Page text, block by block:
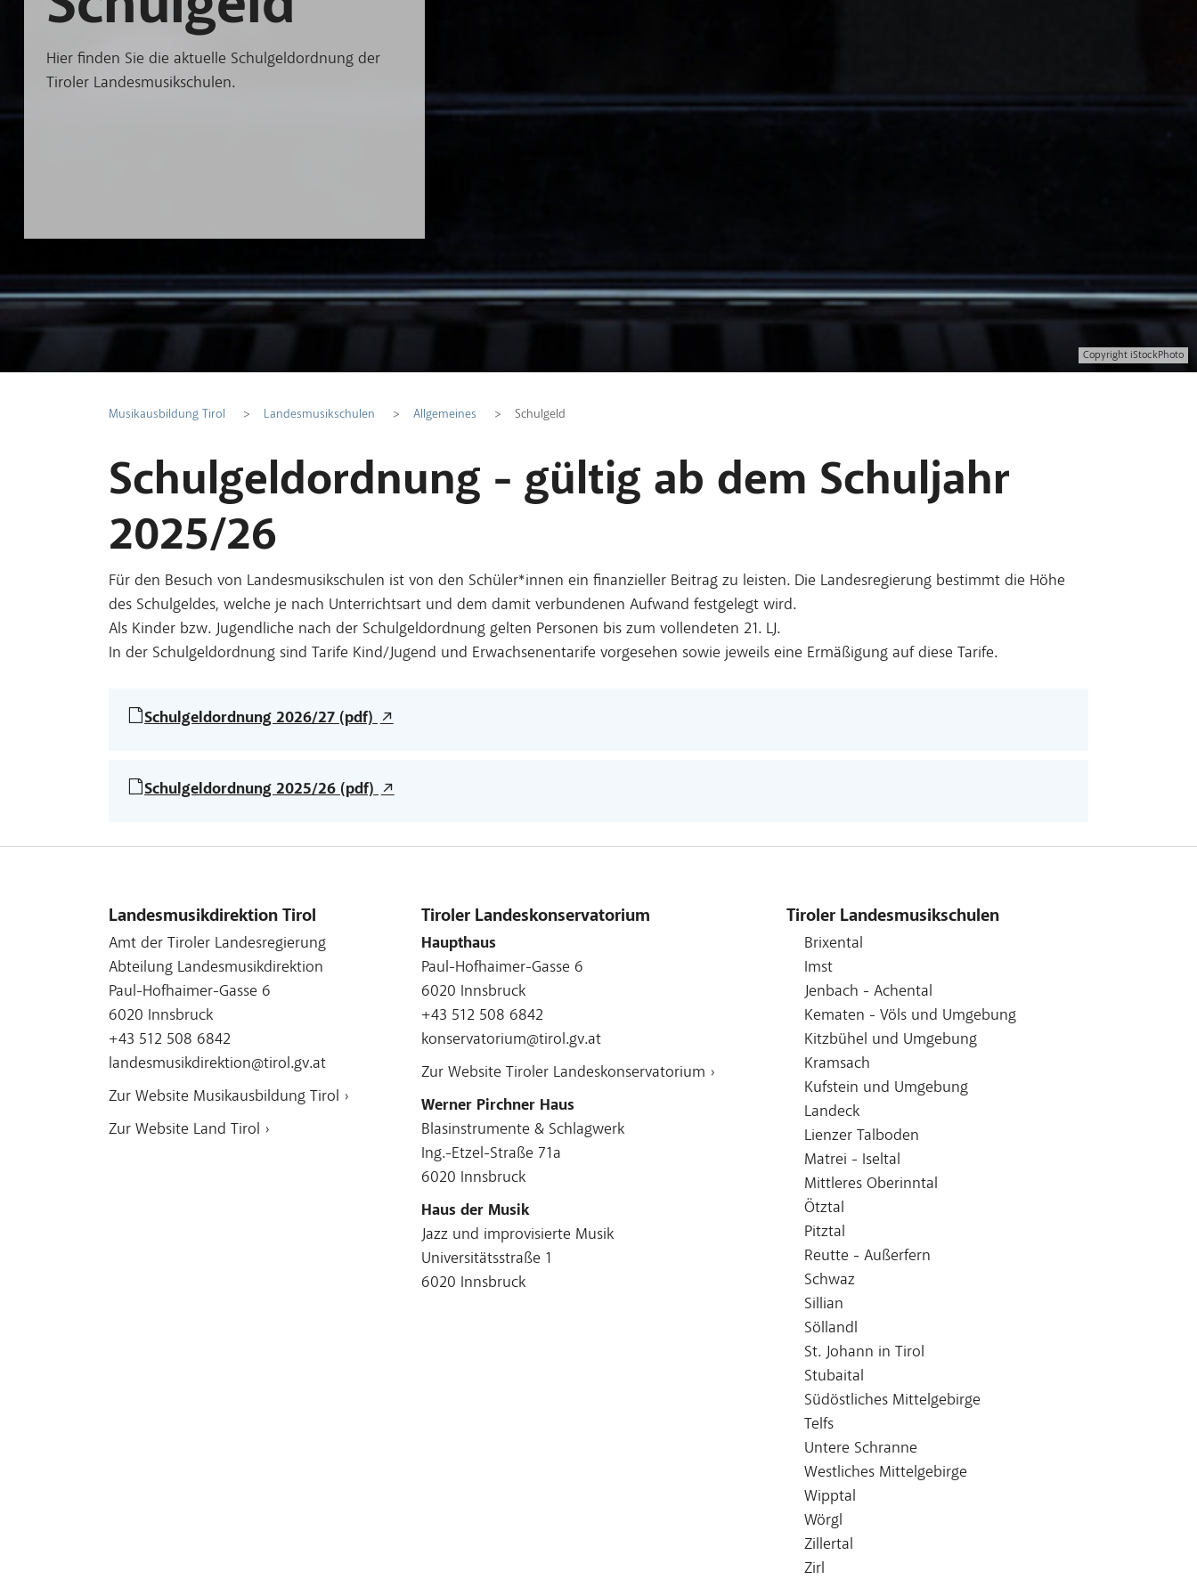
Hände von 2 Kindern und einer erwachsenen Person auf einer Klavier-Tastatur
Hier finden Sie die aktuelle Schulgeldordnung der
Tiroler Landesmusikschulen.
Copyright iStockPhoto
Musikausbildung Tirol Landesmusikschulen Allgemeines Schulgeld
Schulgeldordnung - gültig ab dem Schuljahr
2025/26
Für den Besuch von Landesmusikschulen ist von den Schüler*innen ein finanzieller Beitrag zu leisten. Die Landesregierung bestimmt die Höhe
des Schulgeldes, welche je nach Unterrichtsart und dem damit verbundenen Aufwand festgelegt wird.
Als Kinder bzw. Jugendliche nach der Schulgeldordnung gelten Personen bis zum vollendeten 21. LJ.
In der Schulgeldordnung sind Tarife Kind/Jugend und Erwachsenentarife vorgesehen sowie jeweils eine Ermäßigung auf diese Tarife.
Schulgeldordnung 2026/27 (pdf)
Schulgeldordnung 2025/26 (pdf)
Landesmusikdirektion Tirol
Amt der Tiroler Landesregierung
Abteilung Landesmusikdirektion
Paul-Hofhaimer-Gasse 6
6020 Innsbruck
+43 512 508 6842
landesmusikdirektion@tirol.gv.at
Zur Website Musikausbildung Tirol ›
Zur Website Land Tirol ›
Tiroler Landeskonservatorium
Haupthaus
Paul-Hofhaimer-Gasse 6
6020 Innsbruck
+43 512 508 6842
konservatorium@tirol.gv.at
Zur Website Tiroler Landeskonservatorium ›
Werner Pirchner Haus
Blasinstrumente & Schlagwerk
Ing.-Etzel-Straße 71a
6020 Innsbruck
Haus der Musik
Jazz und improvisierte Musik
Universitätsstraße 1
6020 Innsbruck
Tiroler Landesmusikschulen
Brixental
Imst
Jenbach - Achental
Kematen - Völs und Umgebung
Kitzbühel und Umgebung
Kramsach
Kufstein und Umgebung
Landeck
Lienzer Talboden
Matrei - Iseltal
Mittleres Oberinntal
Ötztal
Pitztal
Reutte - Außerfern
Schwaz
Sillian
Söllandl
St. Johann in Tirol
Stubaital
Südöstliches Mittelgebirge
Telfs
Untere Schranne
Westliches Mittelgebirge
Wipptal
Wörgl
Zillertal
Zirl